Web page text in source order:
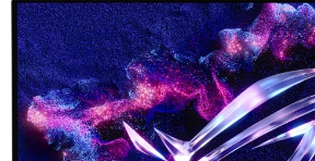
BEELDSCHERM
Eigenschap Waarde
Antireflectiescherm
✓︎
Paneel Type
QD-OLED
Curved
✖︎
Aantal kleuren
1.07B